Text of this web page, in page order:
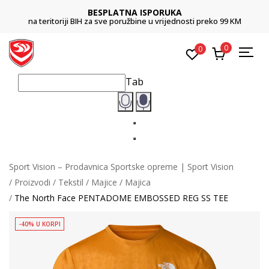
BESPLATNA ISPORUKA
na teritoriji BIH za sve poružbine u vrijednosti preko 99 KM
0 0
Tab
Sport Vision – Prodavnica Sportske opreme | Sport Vision
Proizvodi
Tekstil Majice
Majica
The North Face PENTADOME EMBOSSED REG SS TEE
-40% U KORPI